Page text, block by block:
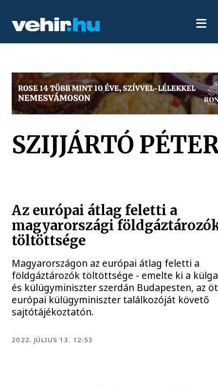
SZIJJÁRTÓ
Az európai átlag feletti a
magyarországi
töltöttsége
Magyarországon az európai átlag feletti a
földgáztározók töltöttsége - emelte ki a
és külügyminiszter szerdán Budapesten, az
európai külügyminiszter találkozóját követő
sajtótájékoztatón.
2022. JÚLIUS 13. 12:53